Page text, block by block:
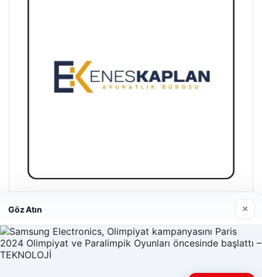
Enes Kaplan Avukatlık Bürosu
Göz Atın ×